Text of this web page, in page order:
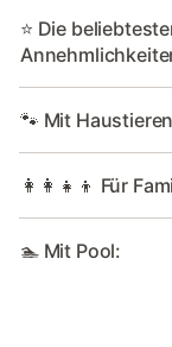
⭐ Die
🐾 Mit
👩‍👩‍👧‍👦 Für
🏊 Mit Pool: